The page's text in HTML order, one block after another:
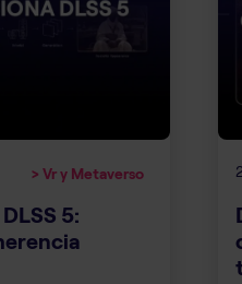
> Vr y Metaverso
5: